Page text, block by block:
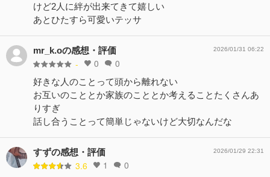
けど2人に絆が出来てきて嬉しい
あとひたすら可愛いテッサ
mr_k.oの感想・評価
- 0 0
2026/01/31 06:22
好きな人のことって頭から離れない
お互いのこととか家族のこととか考えることたくさんあ
りすぎ
話し合うことって簡単じゃないけど大切なんだな
すずの感想・評価
3.6 1 0
2026/01/29 22:31